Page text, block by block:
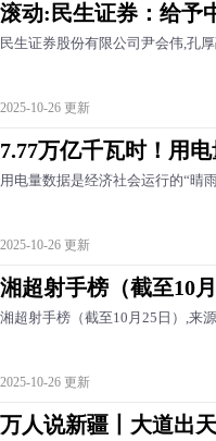
滚动:民生证券：给予
民生证券股份有限公司尹会伟,孔
2025-10-26 更新
7.77万亿千瓦时！用
用电量数据是经济社会运行的“晴
2025-10-26 更新
湘超射手榜（截至10月
湘超射手榜（截至10月25日）,来
2025-10-26 更新
万人说新疆丨大道出